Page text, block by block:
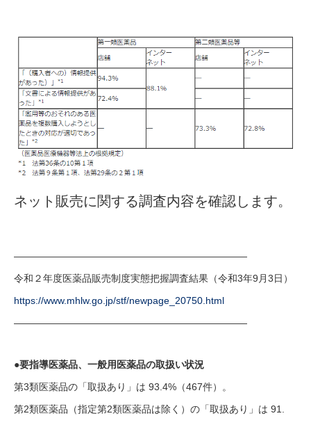
ネット販売に関する調査内容を確認します。
————————————————————————
令和２年度医薬品販売制度実態把握調査結果（令和3年9月3日）
https://www.mhlw.go.jp/stf/newpage_20750.html
————————————————————————
●要指導医薬品、一般用医薬品の取扱い状況
第3類医薬品の「取扱あり」は 93.4%（467件）。
第2類医薬品（指定第2類医薬品は除く）の「取扱あり」は 91.